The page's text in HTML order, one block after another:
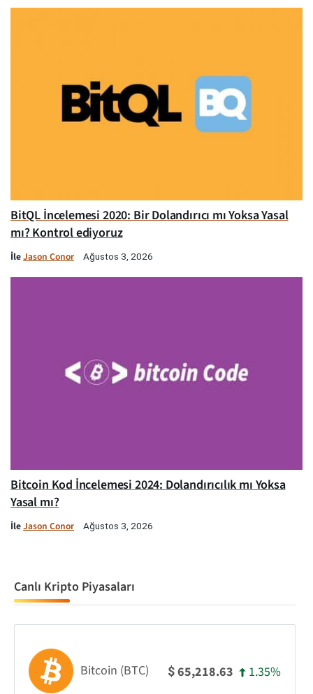
BitQL İncelemesi 2020: Bir Dolandırıcı mı Yoksa Yasal
mı? Kontrol ediyoruz
İleJason Conor Ağustos 3, 2026
Bitcoin Kod İncelemesi 2024: Dolandırıcılık mı Yoksa
Yasal mı?
İleJason Conor Ağustos 3, 2026
Canlı Kripto Piyasaları
Bitcoin (BTC) $65,218.63 1.35%